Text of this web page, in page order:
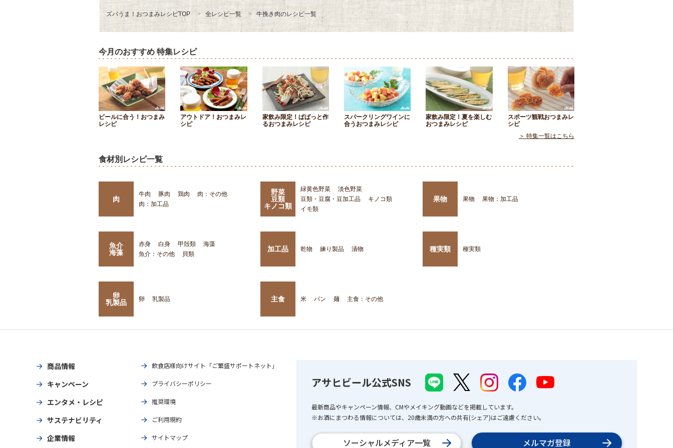
ズバうま！おつまみレシピTOP 全レシピ一覧 牛挽き肉のレシピ一覧
今月のおすすめ 特集レシピ
ビールに合う！おつまみ
レシピ
アウトドア！おつまみレ
シピ
家飲み限定！ぱぱっと作
るおつまみレシピ
スパークリングワインに
合うおつまみレシピ
家飲み限定！夏を楽しむ
おつまみレシピ
スポーツ観戦おつまみレ
シピ
＞ 特集一覧はこちら
食材別レシピ一覧
肉
牛肉 豚肉 鶏肉
肉：その他
肉：加工品
野菜
豆類
キノコ類
緑黄色野菜
淡色野菜
豆類・豆腐・豆加工品
キノコ類
イモ類
果物 果物 果物：加工品
魚介
海藻
赤身 白身 甲殻類
海藻
魚介：その他
貝類
加工品 乾物 練り製品 漬物 種実類 種実類
卵
乳製品
卵 乳製品 主食 米 パン 麺 主食：その他
商品情報
キャンペーン
エンタメ・レシピ
サステナビリティ
企業情報
飲食店様向けサイト「ご繁盛サポートネット」
プライバシーポリシー
推奨環境
ご利用規約
サイトマップ
アサヒビール公式SNS
最新商品やキャンペーン情報、CMやメイキング動画などを掲載しています。
※お酒にまつわる情報については、20歳未満の方への共有(シェア)はご遠慮ください。
ソーシャルメディア一覧 メルマガ登録